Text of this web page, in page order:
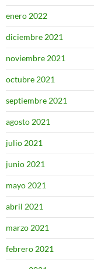
enero 2022
diciembre 2021
noviembre 2021
octubre 2021
septiembre 2021
agosto 2021
julio 2021
junio 2021
mayo 2021
abril 2021
marzo 2021
febrero 2021